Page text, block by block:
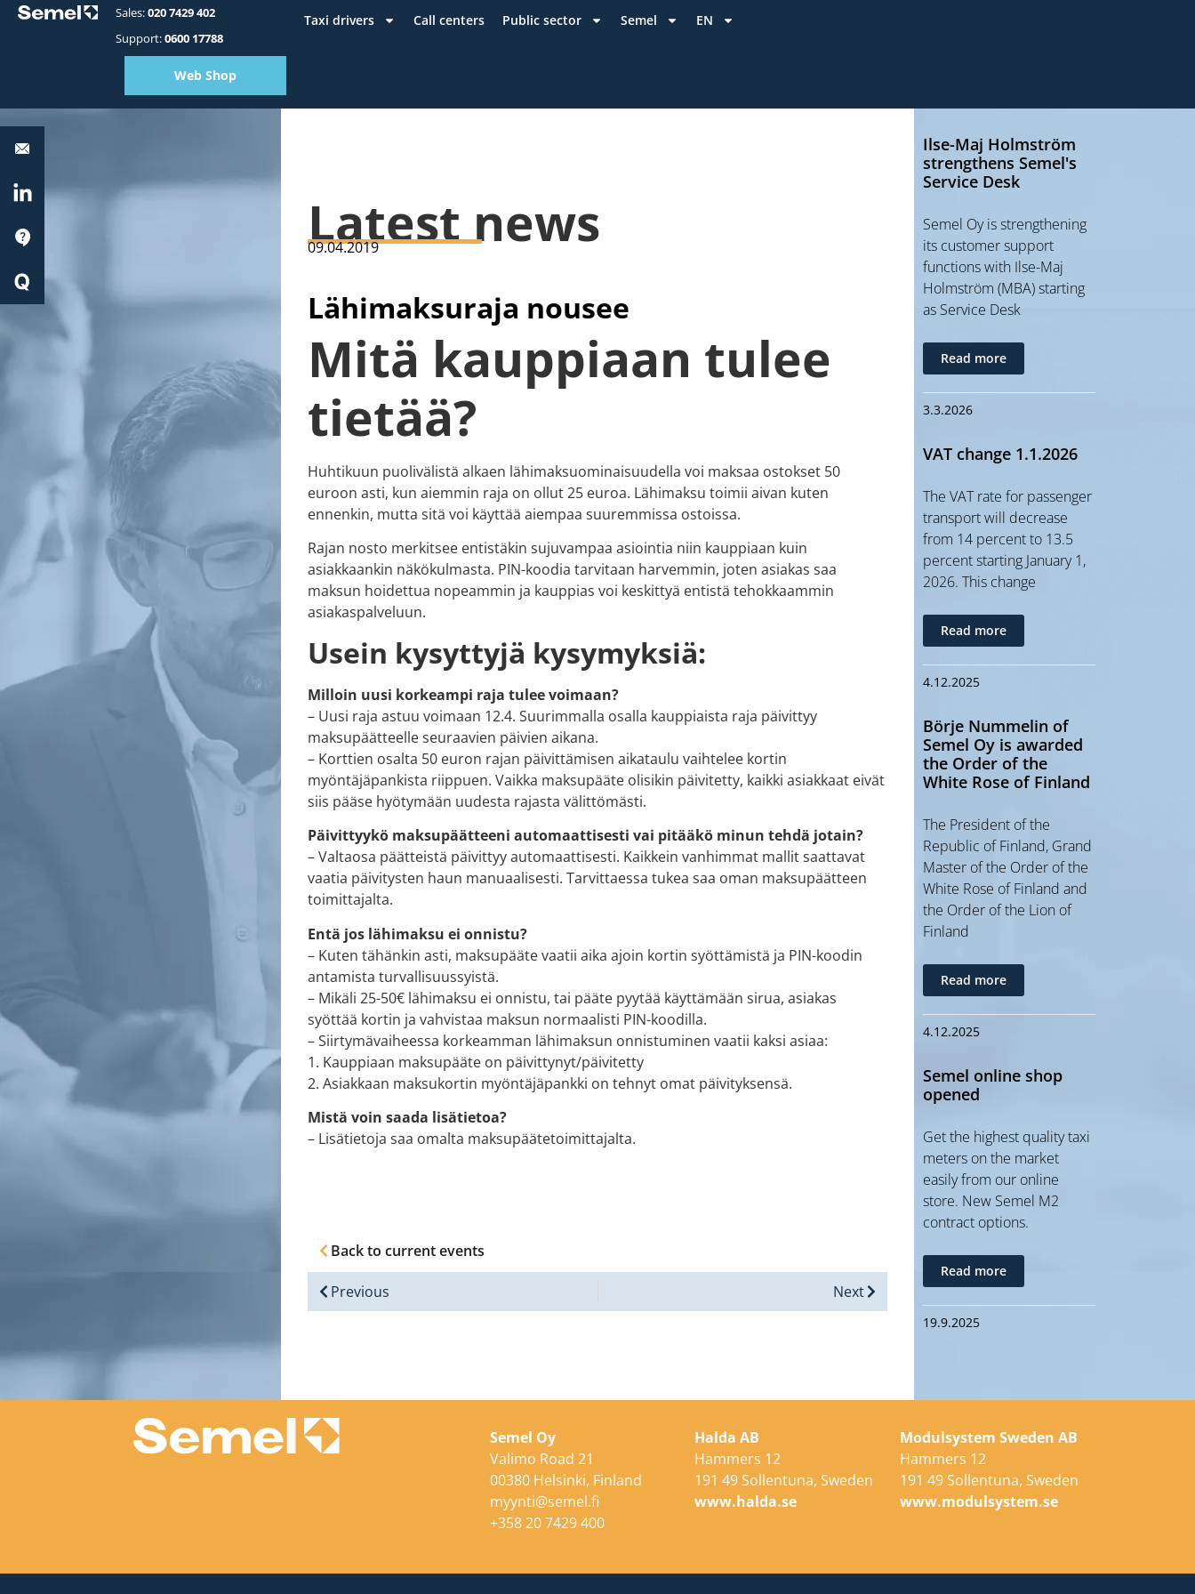
Sales:020 7429 402
Support:0600 17788
Web Shop
Taxi drivers Call centers Public sector Semel EN
LinkedIn
Start
Latest news
09.04.2019
Lähimaksuraja nousee
Mitä kauppiaan tulee
tietää?
Huhtikuun puolivälistä alkaen lähimaksuominaisuudella voi maksaa ostokset 50
euroon asti, kun aiemmin raja on ollut 25 euroa. Lähimaksu toimii aivan kuten
ennenkin, mutta sitä voi käyttää aiempaa suuremmissa ostoissa.
Rajan nosto merkitsee entistäkin sujuvampaa asiointia niin kauppiaan kuin
asiakkaankin näkökulmasta. PIN-koodia tarvitaan harvemmin, joten asiakas saa
maksun hoidettua nopeammin ja kauppias voi keskittyä entistä tehokkaammin
asiakaspalveluun.
Usein kysyttyjä kysymyksiä:
Milloin uusi korkeampi raja tulee voimaan?
– Uusi raja astuu voimaan 12.4. Suurimmalla osalla kauppiaista raja päivittyy
maksupäätteelle seuraavien päivien aikana.
– Korttien osalta 50 euron rajan päivittämisen aikataulu vaihtelee kortin
myöntäjäpankista riippuen. Vaikka maksupääte olisikin päivitetty, kaikki asiakkaat eivät
siis pääse hyötymään uudesta rajasta välittömästi.
Päivittyykö maksupäätteeni automaattisesti vai pitääkö minun tehdä jotain?
– Valtaosa päätteistä päivittyy automaattisesti. Kaikkein vanhimmat mallit saattavat
vaatia päivitysten haun manuaalisesti. Tarvittaessa tukea saa oman maksupäätteen
toimittajalta.
Entä jos lähimaksu ei onnistu?
– Kuten tähänkin asti, maksupääte vaatii aika ajoin kortin syöttämistä ja PIN-koodin
antamista turvallisuussyistä.
– Mikäli 25-50€ lähimaksu ei onnistu, tai pääte pyytää käyttämään sirua, asiakas
syöttää kortin ja vahvistaa maksun normaalisti PIN-koodilla.
– Siirtymävaiheessa korkeamman lähimaksun onnistuminen vaatii kaksi asiaa:
1. Kauppiaan maksupääte on päivittynyt/päivitetty
2. Asiakkaan maksukortin myöntäjäpankki on tehnyt omat päivityksensä.
Mistä voin saada lisätietoa?
– Lisätietoja saa omalta maksupäätetoimittajalta.
Back to current events
Previous Next
Ilse-Maj Holmström
strengthens Semel's
Service Desk
Semel Oy is strengthening
its customer support
functions with Ilse-Maj
Holmström (MBA) starting
as Service Desk
Read more
3.3.2026
VAT change 1.1.2026
The VAT rate for passenger
transport will decrease
from 14 percent to 13.5
percent starting January 1,
2026. This change
Read more
4.12.2025
Börje Nummelin of
Semel Oy is awarded
the Order of the
White Rose of Finland
The President of the
Republic of Finland, Grand
Master of the Order of the
White Rose of Finland and
the Order of the Lion of
Finland
Read more
4.12.2025
Semel online shop
opened
Get the highest quality taxi
meters on the market
easily from our online
store. New Semel M2
contract options.
Read more
19.9.2025
Semel Oy
Valimo Road 21
00380 Helsinki, Finland
myynti@semel.fi
+358 20 7429 400
Halda AB
Hammers 12
191 49 Sollentuna, Sweden
www.halda.se
Modulsystem Sweden AB
Hammers 12
191 49 Sollentuna, Sweden
www.modulsystem.se